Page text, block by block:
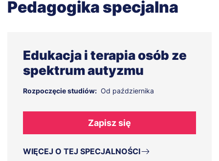
Pedagogika specjalna
Edukacja i terapia osób ze
spektrum autyzmu
Rozpoczęcie studiów: Od października
Zapisz się
WIĘCEJ O TEJ SPECJALNOŚCI